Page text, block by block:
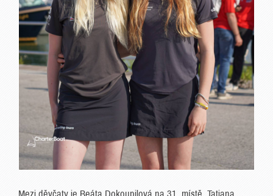
Mezi děvčaty je Beáta Dokoupilová na 31. místě. Tatiana